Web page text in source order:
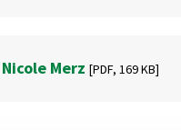
Merz [PDF, 169 KB]